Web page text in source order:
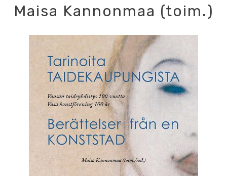
Maisa Kannonmaa (toim.)